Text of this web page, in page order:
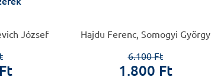
József Hajdu Ferenc, Somogyi György
6.100 Ft
1.800 Ft